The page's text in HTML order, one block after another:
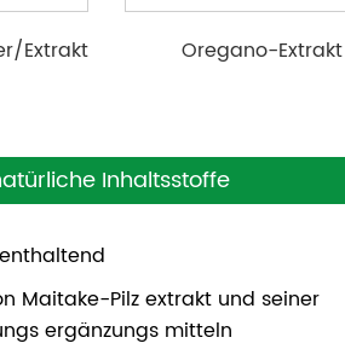
Extrakt Oregano-Extrakt
Inhaltsstoffe
Maitake-Pilz extrakt und seiner
ergänzungs mitteln